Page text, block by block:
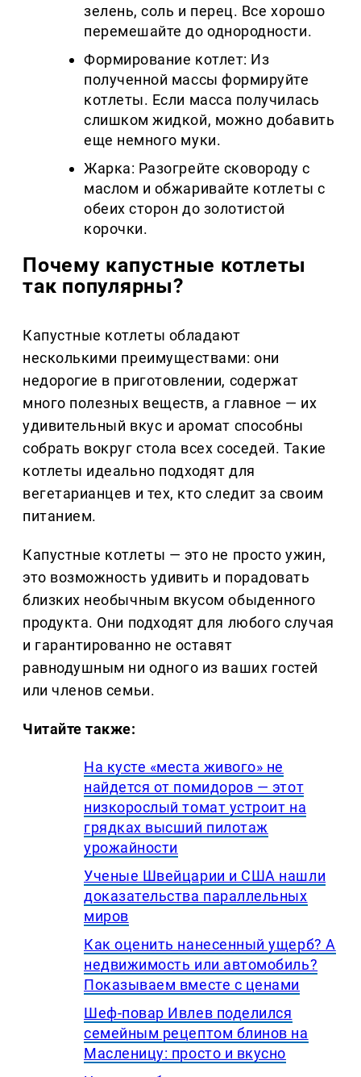
зелень, соль и перец. Все хорошо
перемешайте до однородности.
Формирование котлет: Из
полученной массы формируйте
котлеты. Если масса получилась
слишком жидкой, можно добавить
еще немного муки.
Жарка: Разогрейте сковороду с
маслом и обжаривайте котлеты с
обеих сторон до золотистой
корочки.
Почему капустные котлеты
так популярны?
Капустные котлеты обладают
несколькими преимуществами: они
недорогие в приготовлении, содержат
много полезных веществ, а главное — их
удивительный вкус и аромат способны
собрать вокруг стола всех соседей. Такие
котлеты идеально подходят для
вегетарианцев и тех, кто следит за своим
питанием.
Капустные котлеты — это не просто ужин,
это возможность удивить и порадовать
близких необычным вкусом обыденного
продукта. Они подходят для любого случая
и гарантированно не оставят
равнодушным ни одного из ваших гостей
или членов семьи.
Читайте также:
На кусте «места живого» не
найдется от помидоров — этот
низкорослый томат устроит на
грядках высший пилотаж
урожайности
Ученые Швейцарии и США нашли
доказательства параллельных
миров
Как оценить нанесенный ущерб? А
недвижимость или автомобиль?
Показываем вместе с ценами
Шеф-повар Ивлев поделился
семейным рецептом блинов на
Масленицу: просто и вкусно